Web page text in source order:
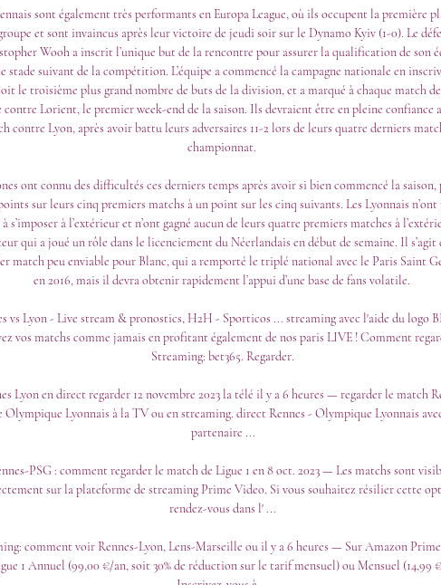
sont également très performants en Europa League, où ils occupent la première
et sont invaincus après leur victoire de jeudi soir sur le Dynamo Kyiv (1-0). Le
Wooh a inscrit l’unique but de la rencontre pour assurer la qualification de son
stade suivant de la compétition. L’équipe a commencé la campagne nationale en
le troisième plus grand nombre de buts de la division, et a marqué à chaque match
contre Lorient, le premier week-end de la saison. Ils devraient être en pleine confiance
contre Lyon, après avoir battu leurs adversaires 11-2 lors de leurs quatre derniers
championnat.
ont connu des difficultés ces derniers temps après avoir si bien commencé la saison,
sur leurs cinq premiers matchs à un point sur les cinq suivants. Les Lyonnais n’ont
à s’imposer à l’extérieur et n’ont gagné aucun de leurs quatre premiers matches à
qui a joué un rôle dans le licenciement du Néerlandais en début de semaine. Il s’agit
match peu enviable pour Blanc, qui a remporté le triplé national avec le Paris Saint
en 2016, mais il devra obtenir rapidement l’appui d’une base de fans volatile.
vs Lyon - Live stream & pronostics, H2H - Sporticos ... streaming avec l'aide du logo
vos matchs comme jamais en profitant également de nos paris LIVE ! Comment
Streaming: bet365. Regarder.
Lyon en direct regarder 12 novembre 2023 la télé il y a 6 heures — regarder le match
Olympique Lyonnais à la TV ou en streaming. direct Rennes - Olympique Lyonnais
partenaire ...
PSG : comment regarder le match de Ligue 1 en 8 oct. 2023 — Les matchs sont
sur la plateforme de streaming Prime Video. Si vous souhaitez résilier cette
rendez-vous dans l' ...
comment voir Rennes-Lyon, Lens-Marseille ou il y a 6 heures — Sur Amazon
1 Annuel (99,00 €/an, soit 30% de réduction sur le tarif mensuel) ou Mensuel (14,99